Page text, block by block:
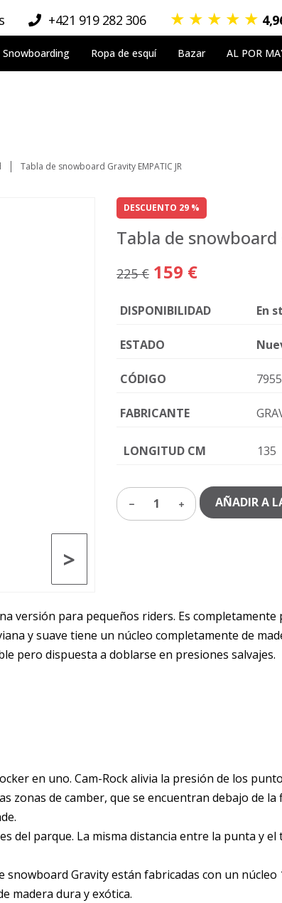
+421 919 282 306 ★ ★ ★ ★ ★
Snowboarding Ropa de esquí Bazar AL POR
Tabla de snowboard Gravity EMPATIC JR
>
DESCUENTO 29 %
Tabla de snowboard
225 € 159 €
DISPONIBILIDAD En
ESTADO
CÓDIGO 7955
FABRICANTE
LONGITUD CM 135
1 AÑADIR A
versión para pequeños riders. Es
y suave tiene un núcleo completamente de
pero dispuesta a doblarse en presiones salvajes.
en uno. Cam-Rock alivia la presión de los
zonas de camber, que se encuentran debajo de
del parque. La misma distancia entre la punta y
snowboard Gravity están fabricadas con un núcleo
madera dura y exótica.